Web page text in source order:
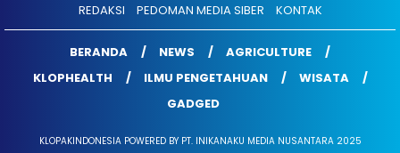
REDAKSI
PEDOMAN MEDIA SIBER KONTAK
BERANDA NEWS
AGRICULTURE
KLOPHEALTH
ILMU PENGETAHUAN
WISATA
GADGED
KLOPAKINDONESIA POWERED BY PT. INIKANAKU MEDIA NUSANTARA 2025